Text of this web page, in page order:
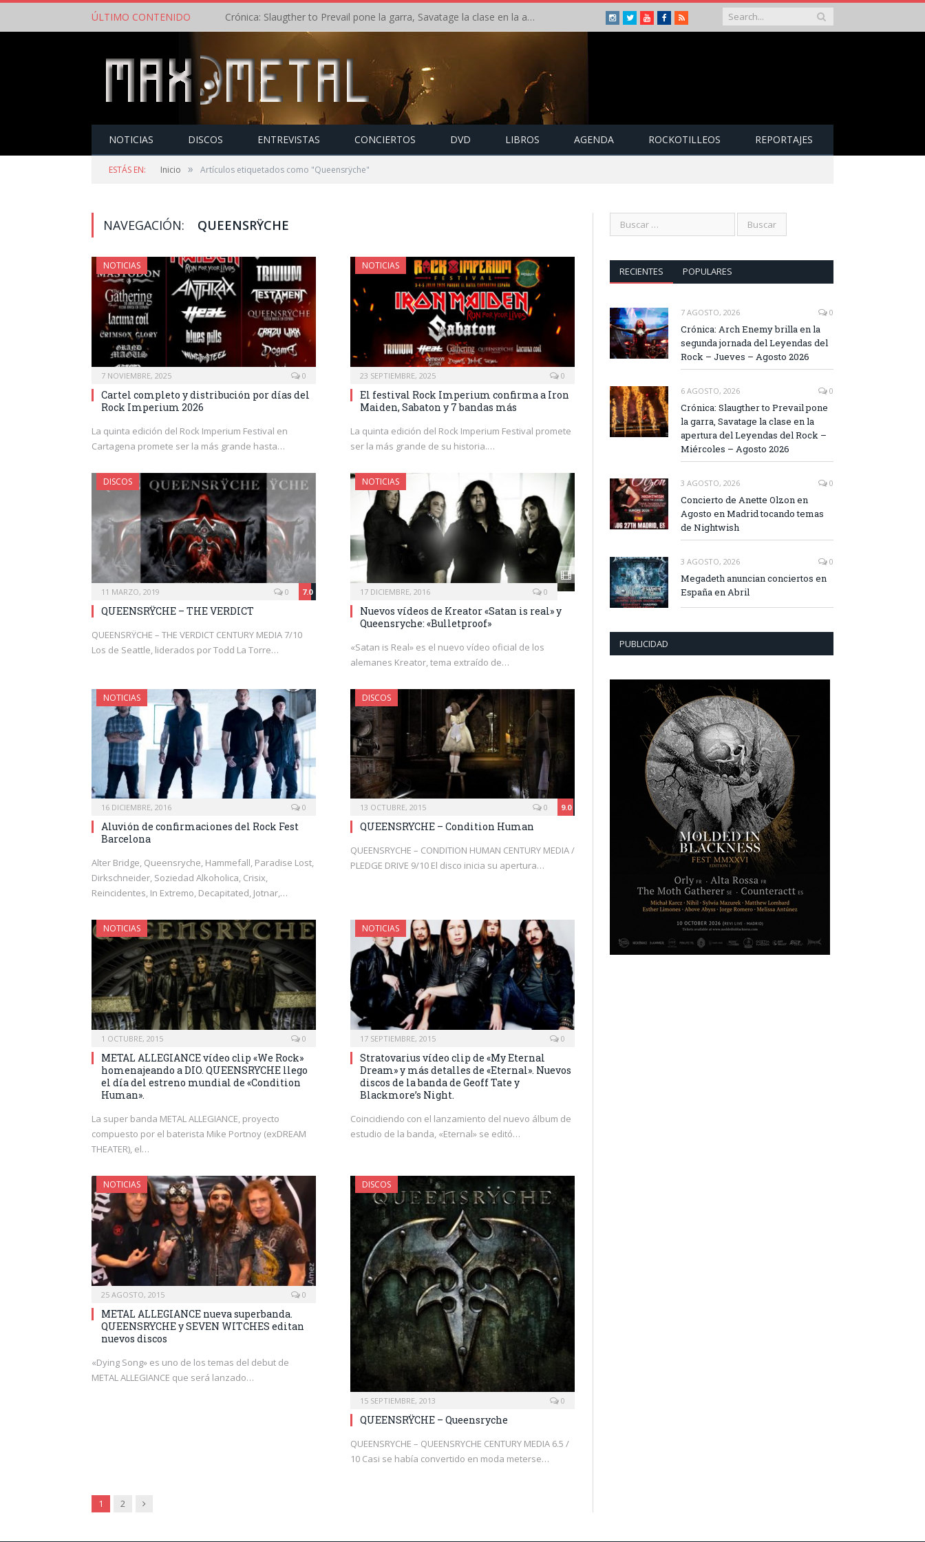
ÚLTIMO CONTENIDO Crónica: Slaugther to Prevail pone la garra, Savatage la clase en la apertura del Leyendas del Rock – Miércoles – Agosto 2026 Instagram
TwitterYoutubeFacebook
RSS
NOTICIAS DISCOS ENTREVISTAS CONCIERTOS DVD LIBROS AGENDA ROCKOTILLEOS REPORTAJES
ESTÁS EN: Inicio » Artículos etiquetados como "Queensrÿche"
NAVEGACIÓN: QUEENSRŸCHE
NOTICIAS
7 NOVIEMBRE, 2025 0
Cartel completo y distribución por días del
Rock Imperium 2026
La quinta edición del Rock Imperium Festival en
Cartagena promete ser la más grande hasta…
NOTICIAS
23 SEPTIEMBRE, 2025 0
El festival Rock Imperium confirma a Iron
Maiden, Sabaton y 7 bandas más
La quinta edición del Rock Imperium Festival promete
ser la más grande de su historia.…
DISCOS
11 MARZO, 2019 7.0
0
QUEENSRŸCHE – THE VERDICT
QUEENSRŸCHE – THE VERDICT CENTURY MEDIA 7/10
Los de Seattle, liderados por Todd La Torre…
NOTICIAS
17 DICIEMBRE, 2016 0
Nuevos vídeos de Kreator «Satan is real» y
Queensryche: «Bulletproof»
«Satan is Real» es el nuevo vídeo oficial de los
alemanes Kreator, tema extraído de…
NOTICIAS
16 DICIEMBRE, 2016 0
Aluvión de confirmaciones del Rock Fest
Barcelona
Alter Bridge, Queensryche, Hammefall, Paradise Lost,
Dirkschneider, Soziedad Alkoholica, Crisix,
Reincidentes, In Extremo, Decapitated, Jotnar,…
DISCOS
13 OCTUBRE, 2015 9.0
0
QUEENSRYCHE – Condition Human
QUEENSRYCHE – CONDITION HUMAN CENTURY MEDIA /
PLEDGE DRIVE 9/10 El disco inicia su apertura…
NOTICIAS
1 OCTUBRE, 2015 0
METAL ALLEGIANCE vídeo clip «We Rock»
homenajeando a DIO. QUEENSRYCHE llego
el día del estreno mundial de «Condition
Human».
La super banda METAL ALLEGIANCE, proyecto
compuesto por el baterista Mike Portnoy (exDREAM
THEATER), el…
NOTICIAS
17 SEPTIEMBRE, 2015 0
Stratovarius vídeo clip de «My Eternal
Dream» y más detalles de «Eternal». Nuevos
discos de la banda de Geoff Tate y
Blackmore’s Night.
Coincidiendo con el lanzamiento del nuevo álbum de
estudio de la banda, «Eternal» se editó…
NOTICIAS
25 AGOSTO, 2015 0
METAL ALLEGIANCE nueva superbanda.
QUEENSRYCHE y SEVEN WITCHES editan
nuevos discos
«Dying Song» es uno de los temas del debut de
METAL ALLEGIANCE que será lanzado…
DISCOS
15 SEPTIEMBRE, 2013 0
QUEENSRŸCHE – Queensryche
QUEENSRYCHE – QUEENSRYCHE CENTURY MEDIA 6.5 /
10 Casi se había convertido en moda meterse…
1 2 Siguiente
RECIENTES POPULARES
7 AGOSTO, 2026 0
Crónica: Arch Enemy brilla en la
segunda jornada del Leyendas del
Rock – Jueves – Agosto 2026
6 AGOSTO, 2026 0
Crónica: Slaugther to Prevail pone
la garra, Savatage la clase en la
apertura del Leyendas del Rock –
Miércoles – Agosto 2026
3 AGOSTO, 2026 0
Concierto de Anette Olzon en
Agosto en Madrid tocando temas
de Nightwish
3 AGOSTO, 2026 0
Megadeth anuncian conciertos en
España en Abril
PUBLICIDAD